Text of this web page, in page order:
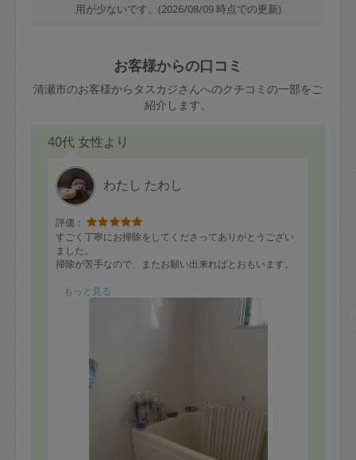
1回（3時間）依頼した場合の金額の差額
用が少ないです。(2026/08/09 時点での更新)
お客様からの口コミ
清瀬市のお客様からタスカジさんへのクチコミの一部をご
紹介します。
40代 女性より
わたし たわし
評価：
すごく丁寧にお掃除をしてくださってありがとうござい
ました。
掃除が苦手なので、またお願い出来ればとおもいます。
もっと見る